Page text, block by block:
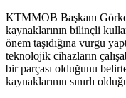
KTMMOB Başkanı
kaynaklarının bilinçli
önem taşıdığına vurgu
teknolojik cihazların
bir parçası olduğunu
kaynaklarının sınırlı